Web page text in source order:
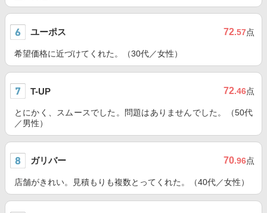
ユーポス 72.57点
希望価格に近づけてくれた。（30代／女性）
T-UP 72.46点
とにかく、スムースでした。問題はありませんでした。（50代
／男性）
ガリバー 70.96点
店舗がきれい。見積もりも複数とってくれた。（40代／女性）